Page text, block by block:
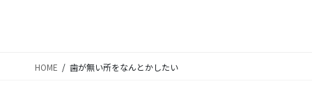
HOME 歯が無い所をなんとかしたい